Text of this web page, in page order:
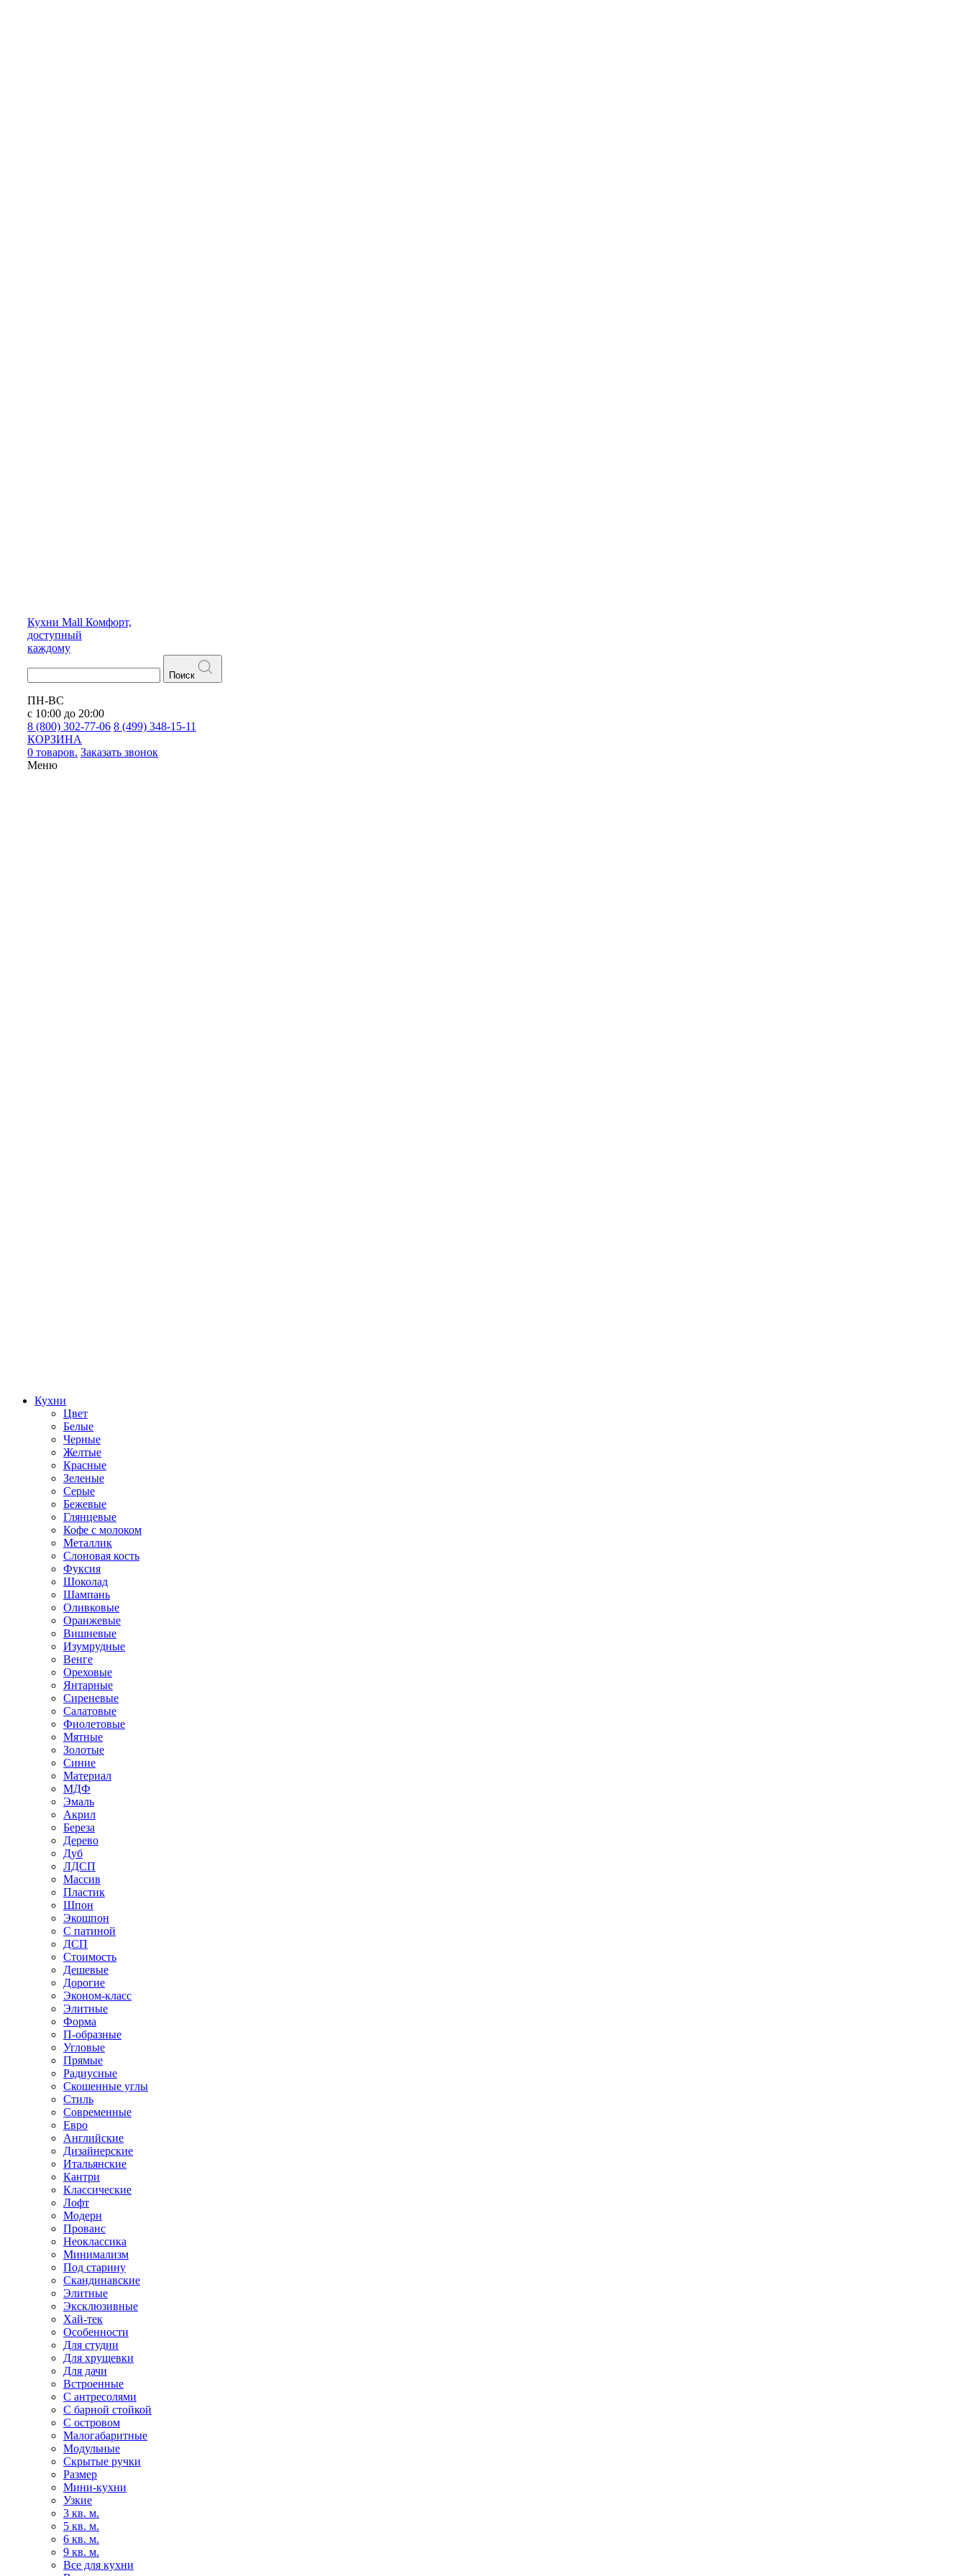
Кухни Mall Комфорт,
доступный
каждому
Поиск
ПН-ВС
с 10:00 до 20:00
8 (800) 302-77-06 8 (499) 348-15-11
КОРЗИНА
0 товаров. Заказать звонок
Меню
Кухни
Цвет
Белые
Черные
Желтые
Красные
Зеленые
Серые
Бежевые
Глянцевые
Кофе с молоком
Металлик
Слоновая кость
Фуксия
Шоколад
Шампань
Оливковые
Оранжевые
Вишневые
Изумрудные
Венге
Ореховые
Янтарные
Сиреневые
Салатовые
Фиолетовые
Мятные
Золотые
Синие
Материал
МДФ
Эмаль
Акрил
Береза
Дерево
Дуб
ЛДСП
Массив
Пластик
Шпон
Экошпон
С патиной
ДСП
Стоимость
Дешевые
Дорогие
Эконом-класс
Элитные
Форма
П-образные
Угловые
Прямые
Радиусные
Скошенные углы
Стиль
Современные
Евро
Английские
Дизайнерские
Итальянские
Кантри
Классические
Лофт
Модерн
Прованс
Неоклассика
Минимализм
Под старину
Скандинавские
Элитные
Эксклюзивные
Хай-тек
Особенности
Для студии
Для хрущевки
Для дачи
Встроенные
С антресолями
С барной стойкой
С островом
Малогабаритные
Модульные
Скрытые ручки
Размер
Мини-кухни
Узкие
3 кв. м.
5 кв. м.
6 кв. м.
9 кв. м.
Все для кухни